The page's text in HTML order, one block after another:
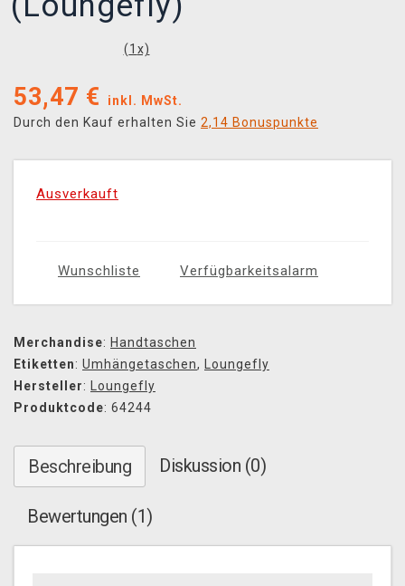
(1 x)
53,47 €
inkl. MwSt.
Durch den Kauf erhalten Sie 2,14 Bonuspunkte
Ausverkauft
Wunschliste Verfügbarkeitsalarm
Merchandise: Handtaschen
Etiketten: Umhängetaschen, Loungefly
Hersteller: Loungefly
Produktcode: 64244
Beschreibung Diskussion (0)
Bewertungen (1)